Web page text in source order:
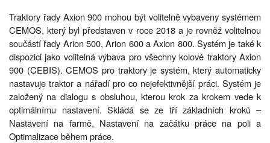
Traktory řady Axion 900 mohou být volitelně vybaveny systémem
CEMOS, který byl představen v roce 2018 a je rovněž volitelnou
součástí řady Arion 500, Arion 600 a Axion 800. Systém je také k
dispozici jako volitelná výbava pro všechny kolové traktory Axion
900 (CEBIS). CEMOS pro traktory je systém, který automaticky
nastavuje traktor a nářadí pro co nejefektivnější práci. Systém je
založený na dialogu s obsluhou, kterou krok za krokem vede k
optimálnímu nastavení. Skládá se ze tří základních kroků –
Nastavení na farmě, Nastavení na začátku práce na poli a
Optimalizace během práce.